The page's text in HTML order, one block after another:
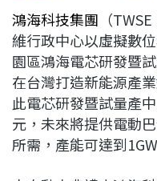
c
e
b
o
o
k
n
e
r
e
a
d
s
n
k
e
d
I
n
鴻海科技集團 （
維行政中心以虛擬數
園區鴻海電芯研發暨
在台灣打造新能源產
此電芯研發暨試量產
元，未來將提供電動
所需，產能可達到